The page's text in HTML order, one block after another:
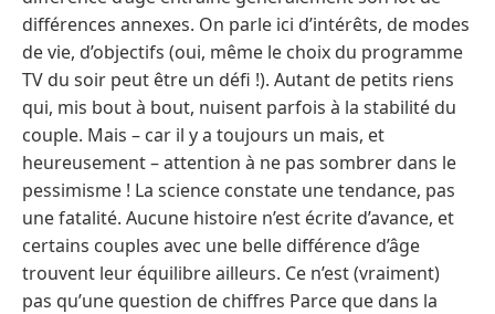
différences annexes. On parle ici d’intérêts, de modes
de vie, d’objectifs (oui, même le choix du programme
TV du soir peut être un défi !). Autant de petits riens
qui, mis bout à bout, nuisent parfois à la stabilité du
couple. Mais – car il y a toujours un mais, et
heureusement – attention à ne pas sombrer dans le
pessimisme ! La science constate une tendance, pas
une fatalité. Aucune histoire n’est écrite d’avance, et
certains couples avec une belle différence d’âge
trouvent leur équilibre ailleurs. Ce n’est (vraiment)
pas qu’une question de chiffres Parce que dans la